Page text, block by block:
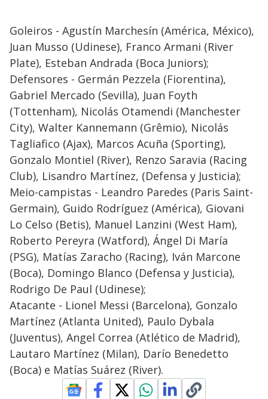
Goleiros - Agustín Marchesín (América, México),
Juan Musso (Udinese), Franco Armani (River
Plate), Esteban Andrada (Boca Juniors);
Defensores - Germán Pezzela (Fiorentina),
Gabriel Mercado (Sevilla), Juan Foyth
(Tottenham), Nicolás Otamendi (Manchester
City), Walter Kannemann (Grêmio), Nicolás
Tagliafico (Ajax), Marcos Acuña (Sporting),
Gonzalo Montiel (River), Renzo Saravia (Racing
Club), Lisandro Martínez, (Defensa y Justicia);
Meio-campistas - Leandro Paredes (Paris Saint-
Germain), Guido Rodríguez (América), Giovani
Lo Celso (Betis), Manuel Lanzini (West Ham),
Roberto Pereyra (Watford), Ángel Di María
(PSG), Matías Zaracho (Racing), Iván Marcone
(Boca), Domingo Blanco (Defensa y Justicia),
Rodrigo De Paul (Udinese);
Atacante - Lionel Messi (Barcelona), Gonzalo
Martínez (Atlanta United), Paulo Dybala
(Juventus), Angel Correa (Atlético de Madrid),
Lautaro Martínez (Milan), Darío Benedetto
(Boca) e Matías Suárez (River).